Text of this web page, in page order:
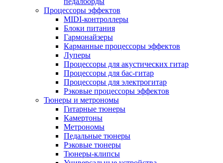
Процессоры эффектов
MIDI-контроллеры
Блоки питания
Гармонайзеры
Карманные процессоры эффектов
Луперы
Процессоры для акустических гитар
Процессоры для бас-гитар
Процессоры для электрогитар
Рэковые процессоры эффектов
Тюнеры и метрономы
Гитарные тюнеры
Камертоны
Метрономы
Педальные тюнеры
Рэковые тюнеры
Тюнеры-клипсы